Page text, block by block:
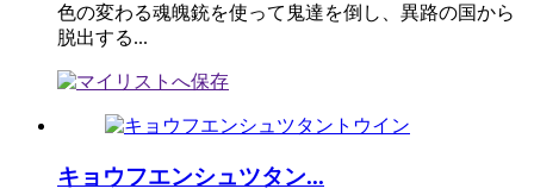
色の変わる魂魄銃を使って鬼達を倒し、異路の国から
脱出する...
キョウフエンシュツタン...